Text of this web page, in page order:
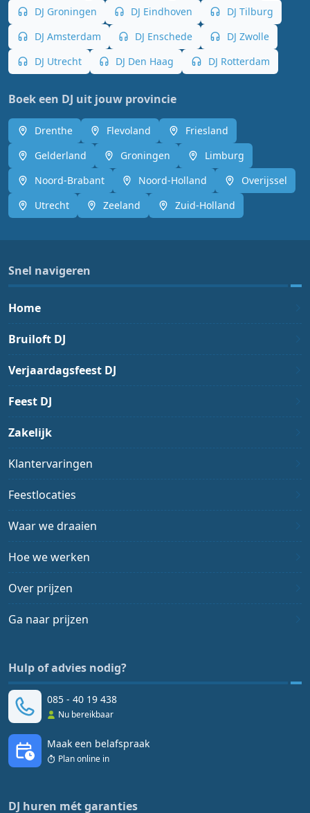
DJ Groningen
DJ Eindhoven
DJ Tilburg
DJ Amsterdam
DJ Enschede
DJ Zwolle
DJ Utrecht
DJ Den Haag DJ Rotterdam
Boek een DJ uit jouw provincie
Drenthe Flevoland
Friesland
Gelderland
Groningen
Limburg
Noord-Brabant
Noord-Holland
Overijssel
Utrecht
Zeeland Zuid-Holland
Snel navigeren
Home
Bruiloft DJ
Verjaardagsfeest DJ
Feest DJ
Zakelijk
Klantervaringen
Feestlocaties
Waar we draaien
Hoe we werken
Over prijzen
Ga naar prijzen
Hulp of advies nodig?
085 - 40 19 438
Nu bereikbaar
Maak een belafspraak
Plan online in
DJ huren mét garanties